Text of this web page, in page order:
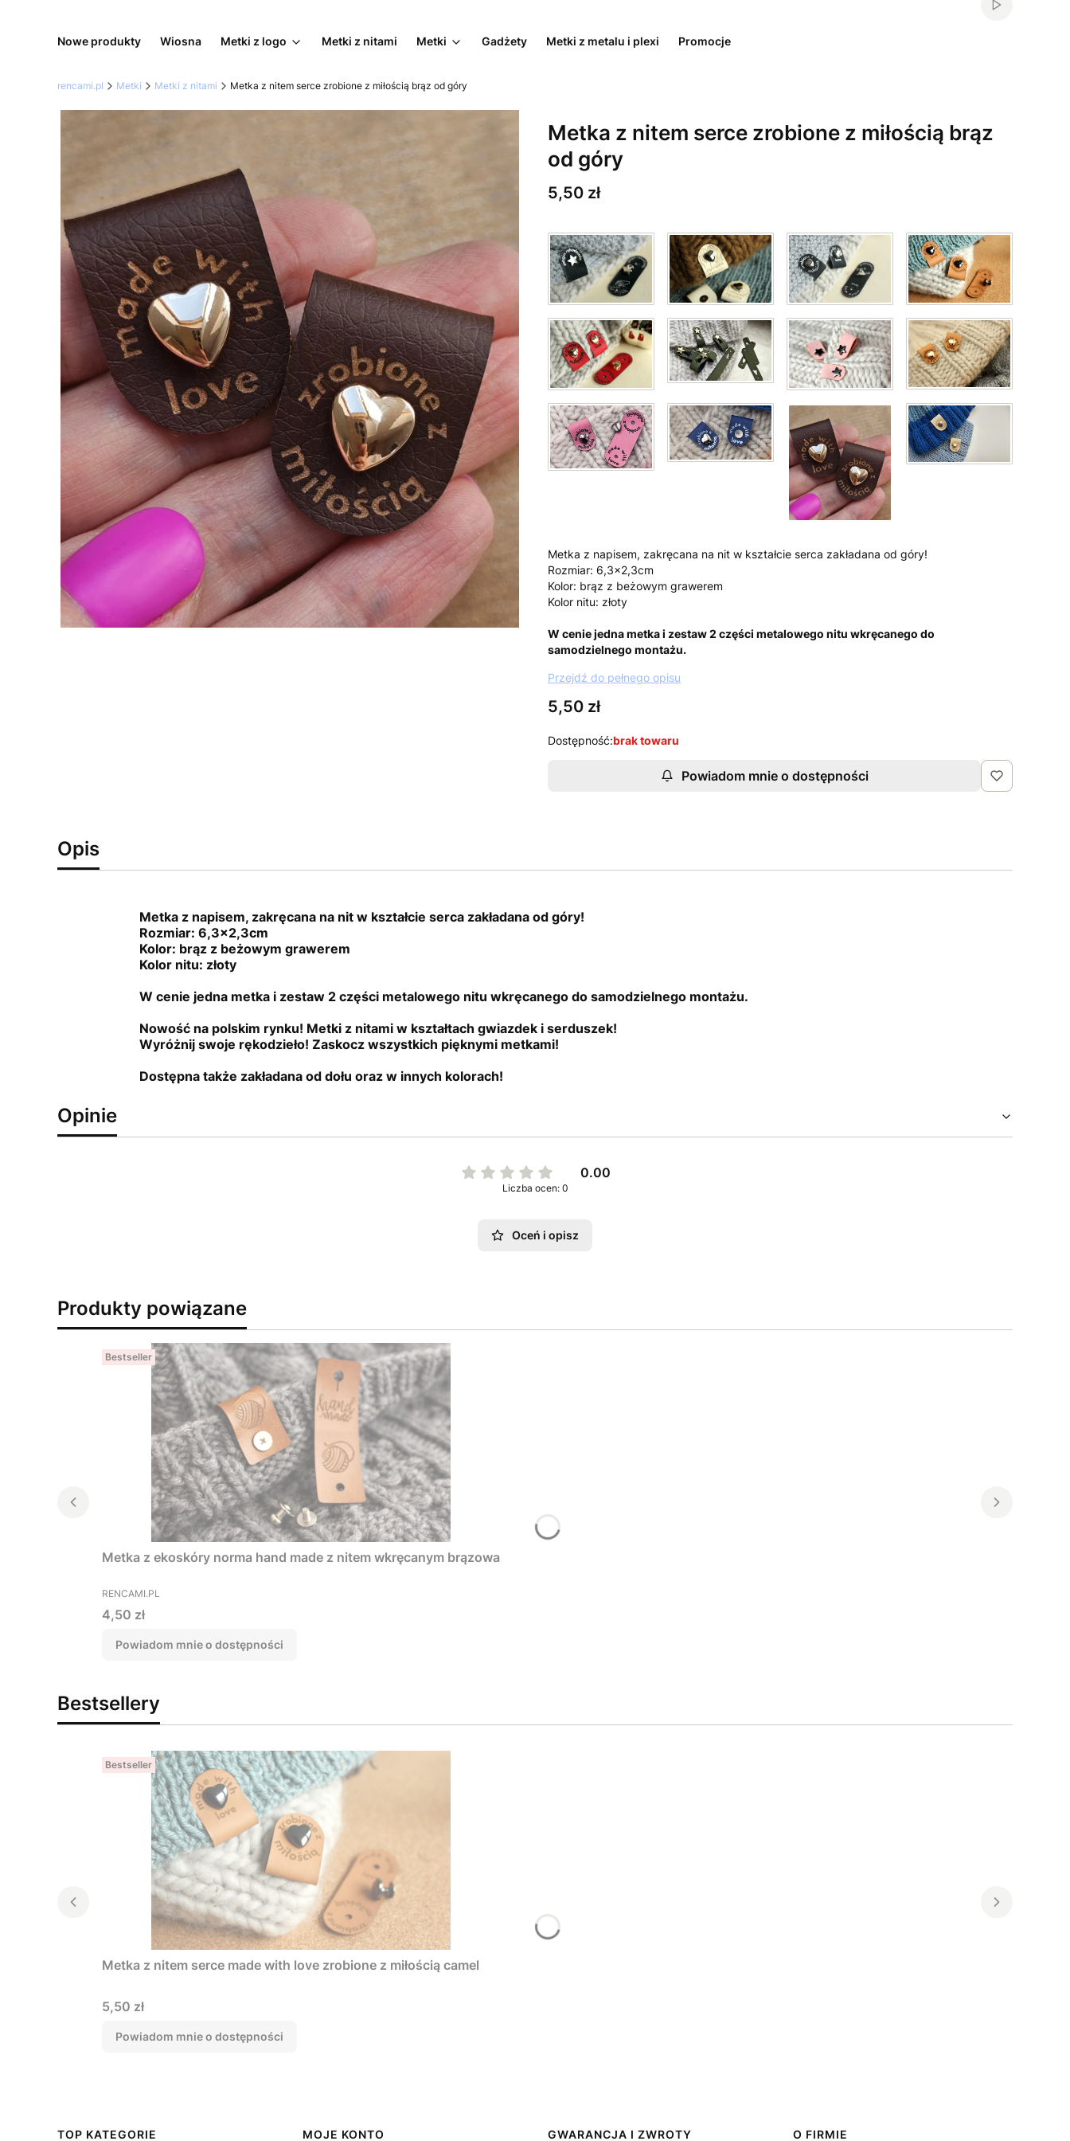
Włącz
Nowe produkty Wiosna Metki z logo Metki z nitami Metki Gadżety Metki z metalu i plexi Promocje
rencami.pl Metki Metki z nitami Metka z nitem serce zrobione z miłością brąz od góry
Metka z nitem serce zrobione z miłością brąz
od góry
Cena
5,50 zł
Metka z napisem, zakręcana na nit w kształcie serca zakładana od góry!
Rozmiar: 6,3x2,3cm
Kolor: brąz z beżowym grawerem
Kolor nitu: złoty
W cenie jedna metka i zestaw 2 części metalowego nitu wkręcanego do
samodzielnego montażu.
Przejdź do pełnego opisu
Cena
5,50 zł
Dostępność:brak towaru
Powiadom mnie o dostępności
Opis
Metka z napisem, zakręcana na nit w kształcie serca zakładana od góry!
Rozmiar: 6,3x2,3cm
Kolor: brąz z beżowym grawerem
Kolor nitu: złoty
W cenie jedna metka i zestaw 2 części metalowego nitu wkręcanego do samodzielnego montażu.
Nowość na polskim rynku! Metki z nitami w kształtach gwiazdek i serduszek!
Wyróżnij swoje rękodzieło! Zaskocz wszystkich pięknymi metkami!
Dostępna także zakładana od dołu oraz w innych kolorach!
Opinie
0.00
Liczba ocen: 0
Oceń i opisz
Produkty powiązane
Bestseller
Metka z ekoskóry norma hand made z nitem wkręcanym brązowa
PRODUCENT
RENCAMI.PL
Cena
4,50 zł
Powiadom mnie o dostępności
Bestsellery
Bestseller
Metka z nitem serce made with love zrobione z miłością camel
Cena
5,50 zł
Powiadom mnie o dostępności
TOP KATEGORIE MOJE KONTO GWARANCJA I ZWROTY O FIRMIE